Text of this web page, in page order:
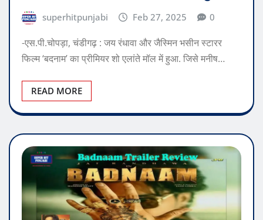
superhitpunjabi Feb 27, 2025 0
-एस.पी.चोपड़ा, चंडीगढ़ : जय रंधावा और जैस्मिन भसीन स्टारर
फिल्म ‘बदनाम’ का प्रीमियर शो एलांते मॉल में हुआ. जिसे मनीष…
READ MORE